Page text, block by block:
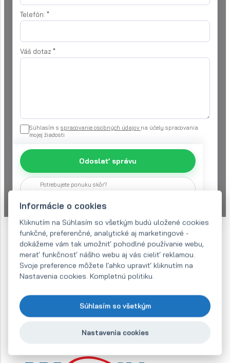
Informácie o cookies
Kliknutím na Súhlasím so všetkým budú uložené cookies
funkčné, preferenčné, analytické aj marketingové -
dokážeme vám tak umožniť pohodlné používanie webu,
merať funkčnosť nášho webu aj vás cieliť reklamou.
Svoje preference môžete ľahko upraviť kliknutím na
Nastavenia cookies. Kompletnú politiku.
Súhlasím so všetkým
Nastavenia cookies
Telefón: *
Váš dotaz *
Súhlasím s spracovanie osobných údajov na účely spracovania
mojej žiadosti
Odoslať správu
Potrebujete ponuku skôr?